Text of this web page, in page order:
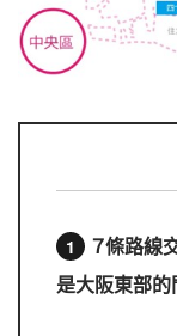
７條路線
是大阪東部的